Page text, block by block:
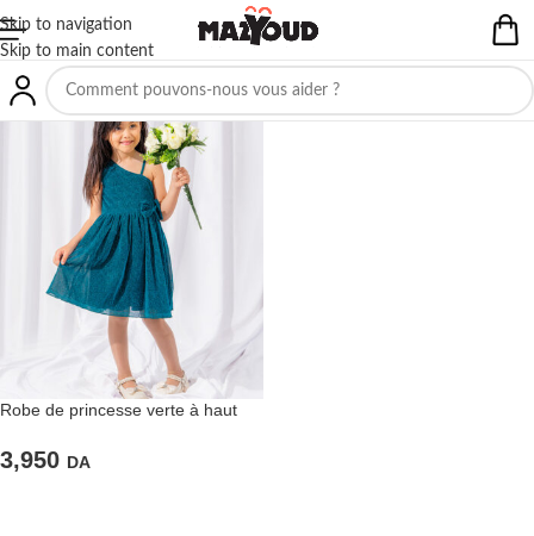
Skip to navigation
Skip to main content
Robe de princesse verte à haut
3,950 DA